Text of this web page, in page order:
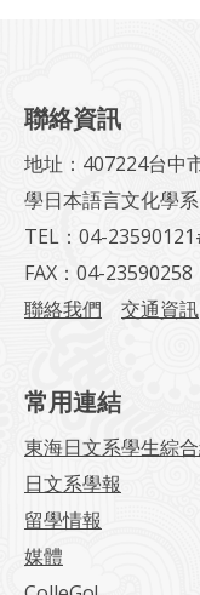
聯絡資訊
地址：407224台中
學日本語言文化學系
TEL：04-
FAX：04-23590258
聯絡我們
交通資訊
常用連結
東海日文系學生綜
日文系學報
留學情報
媒體